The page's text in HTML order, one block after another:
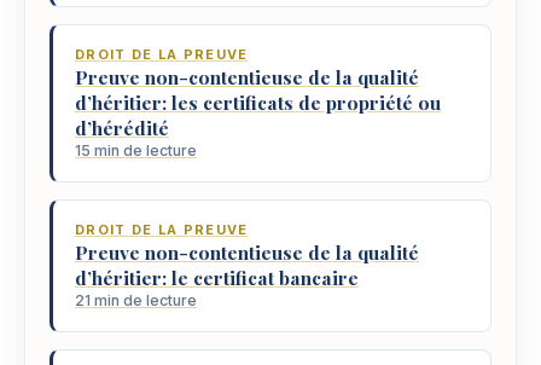
DROIT DE LA PREUVE
Preuve non-contentieuse de la qualité
d’héritier: les certificats de propriété ou
d’hérédité
15 min de lecture
DROIT DE LA PREUVE
Preuve non-contentieuse de la qualité
d’héritier: le certificat bancaire
21 min de lecture